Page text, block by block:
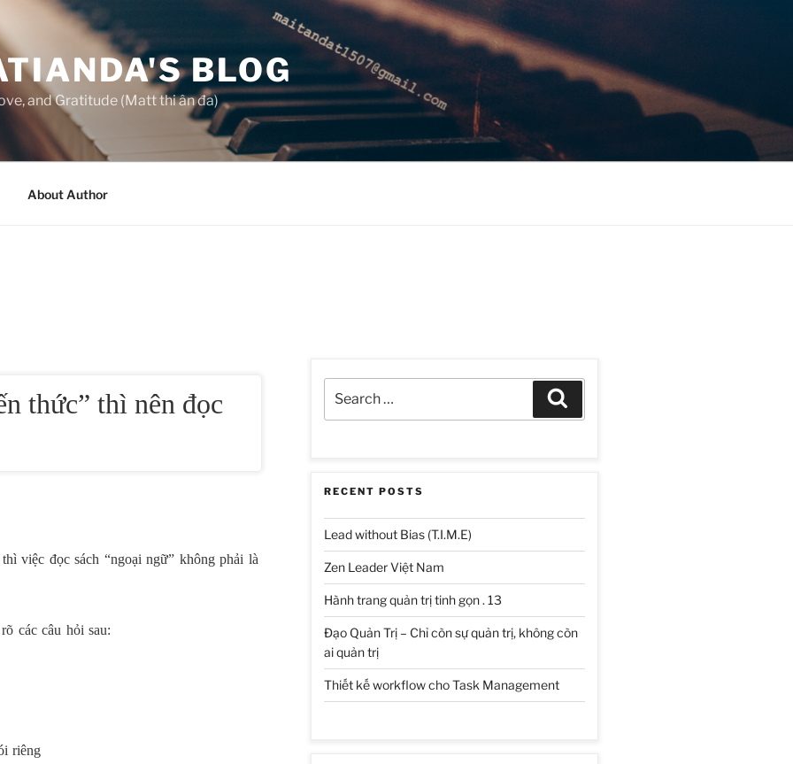
BLOG
and Gratitude (Matt thi ân đa)
About Author
thức” thì nên đọc
việc đọc sách “ngoại ngữ” không phải là
các câu hỏi sau:
riêng
for:
RECENT POSTS
Lead without Bias (T.I.M.E)
Zen Leader Việt Nam
Hành trang quản trị tinh gọn . 13
Đạo Quản Trị – Chỉ còn sự quản trị, không còn
ai quản trị
Thiết kế workflow cho Task Management